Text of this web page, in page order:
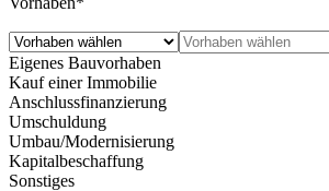
Eigenes Bauvorhaben
Kauf einer Immobilie
Anschlussfinanzierung
Umschuldung
Umbau/Modernisierung
Kapitalbeschaffung
Sonstiges